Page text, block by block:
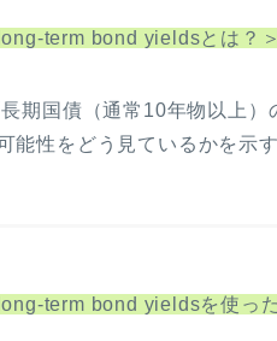
term bond yieldsとは？
期国債（通常10年物以上）
能性をどう見ているかを示す
term bond yieldsを使っ